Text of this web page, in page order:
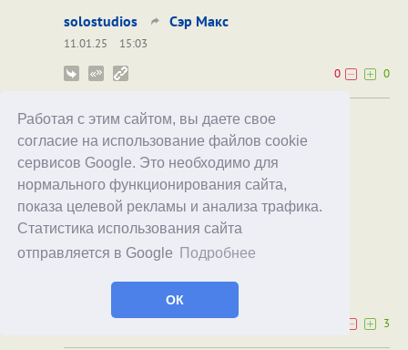
Работая с этим сайтом, вы даете свое
согласие на использование файлов cookie
сервисов Google. Это необходимо для
нормального функционирования сайта,
показа целевой рекламы и анализа трафика.
Статистика использования сайта
отправляется в Google
Подробнее
ОК
solostudios Сэр Макс
11.01.25
15:03
0
0
российские рубли...
С другом мы пошли к путанам,
Там сказали: — от винта! — нам.
— За бумажные рубли
Вы бы жен своих могли.
- И. Иртеньев, 1989
3